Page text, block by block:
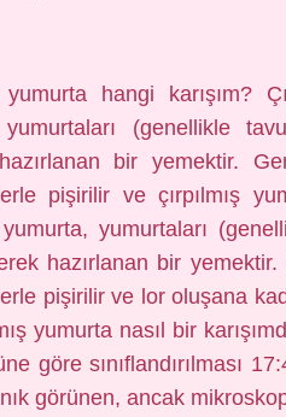
yumurta hangi karışım?
(genellikle
bir yemektir.
pişirilir ve çırpılmış
yumurta, yumurtaları
hazırlanan bir
pişirilir ve lor oluşana
yumurta nasıl bir
göre sınıflandırılması
görünen, ancak